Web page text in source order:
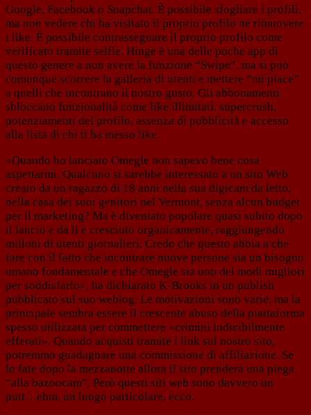
Google, Facebook o Snapchat. È possibile sfogliare i profili,
ma non vedere chi ha visitato il proprio profilo né rimuovere
i like. È possibile contrassegnare il proprio profilo come
verificato tramite selfie. Hinge è una delle poche app di
questo genere a non avere la funzione “Swipe”, ma si può
comunque scorrere la galleria di utenti e mettere “mi piace”
a quelli che incontrano il nostro gusto. Gli abbonamenti
sbloccano funzionalità come like illimitati, supercrush,
potenziamenti del profilo, assenza di pubblicità e accesso
alla lista di chi ti ha messo like.
«Quando ho lanciato Omegle non sapevo bene cosa
aspettarmi. Qualcuno si sarebbe interessato a un sito Web
creato da un ragazzo di 18 anni nella sua digicam da letto,
nella casa dei suoi genitori nel Vermont, senza alcun budget
per il marketing? Ma è diventato popolare quasi subito dopo
il lancio e da lì è cresciuto organicamente, raggiungendo
milioni di utenti giornalieri. Credo che questo abbia a che
fare con il fatto che incontrare nuove persone sia un bisogno
umano fondamentale e che Omegle sia uno dei modi migliori
per soddisfarlo», ha dichiarato K-Brooks in un publish
pubblicato sul suo weblog. Le motivazioni sono varie, ma la
principale sembra essere il crescente abuso della piattaforma
spesso utilizzata per commettere «crimini indicibilmente
efferati». Quando acquisti tramite i link sul nostro sito,
potremmo guadagnare una commissione di affiliazione. Se
lo fate dopo la mezzanotte allora il sito prenderà una piega
“alla bazoocam”. Però questi siti web sono davvero un
putt…ehm, un luogo particolare, ecco.